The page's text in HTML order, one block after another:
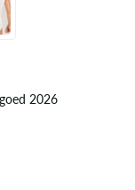
2026